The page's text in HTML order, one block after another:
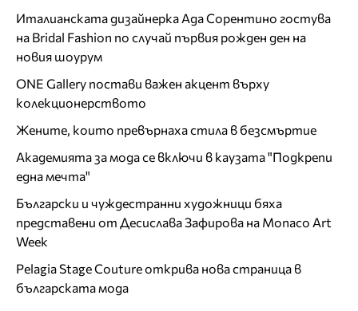
Италианската дизайнерка Ада Сорентино гостува
на Bridal Fashion по случай първия рожден ден на
новия шоурум
ONE Gallery постави важен акцент върху
колекционерството
Жените, които превърнаха стила в безсмъртие
Академията за мода се включи в каузата "Подкрепи
една мечта"
Български и чуждестранни художници бяха
представени от Десислава Зафирова на Monaco Art
Week
Pelagia Stage Couture открива нова страница в
българската мода